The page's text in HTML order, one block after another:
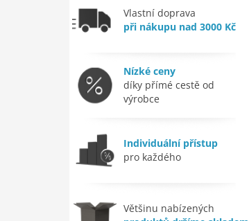
Vlastní doprava
při nákupu nad 3000 Kč
Nízké ceny
díky přímé cestě od
výrobce
Individuální přístup
pro každého
Většinu nabízených